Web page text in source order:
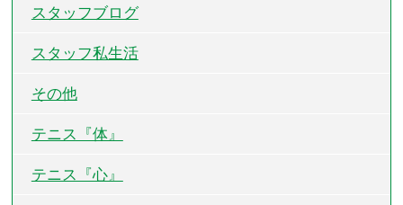
スタッフブログ
スタッフ私生活
その他
テニス『体』
テニス『心』